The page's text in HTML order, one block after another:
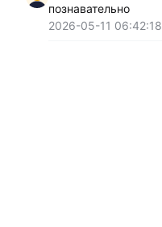
познавательно
2026-05-11 06:42:18